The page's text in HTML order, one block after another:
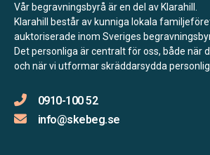
Vår begravningsbyrå är en del av Klarahill.
Klarahill består av kunniga lokala
auktoriserade inom Sveriges
Det personliga är centralt för oss, både när
och när vi utformar skräddarsydda
0910-100 52
info@skebeg.se